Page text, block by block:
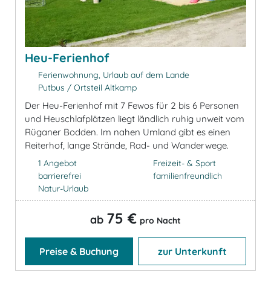
Heu-Ferienhof
Ferienwohnung, Urlaub auf dem Lande
Putbus / Ortsteil Altkamp
Der Heu-Ferienhof mit 7 Fewos für 2 bis 6 Personen
und Heuschlafplätzen liegt ländlich ruhig unweit vom
Rüganer Bodden. Im nahen Umland gibt es einen
Reiterhof, lange Strände, Rad- und Wanderwege.
1 Angebot
barrierefrei
Natur-Urlaub
Freizeit- & Sport
familienfreundlich
ab 75 € pro Nacht
Preise & Buchung zur Unterkunft